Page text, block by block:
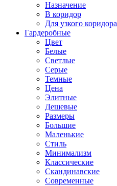
Назначение
В коридор
Для узкого коридора
Гардеробные
Цвет
Белые
Светлые
Серые
Темные
Цена
Элитные
Дешевые
Размеры
Большие
Маленькие
Стиль
Минимализм
Классические
Скандинавские
Современные